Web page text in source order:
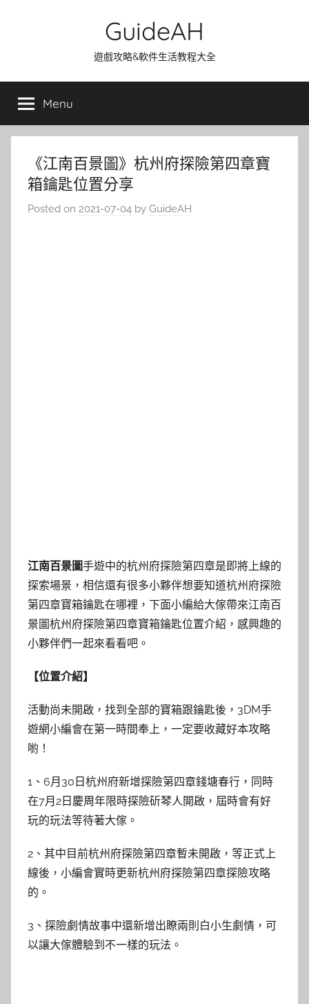
GuideAH
遊戲攻略&軟件生活教程大全
Menu
《江南百景圖》杭州府探險第四章寶
箱鑰匙位置分享
Posted on 2021-07-04 by GuideAH
江南百景圖手遊中的杭州府探險第四章是即將上線的
探索場景，相信還有很多小夥伴想要知道杭州府探險
第四章寶箱鑰匙在哪裡，下面小編給大傢帶來江南百
景圖杭州府探險第四章寶箱鑰匙位置介紹，感興趣的
小夥伴們一起來看看吧。
【位置介紹】
活動尚未開啟，找到全部的寶箱跟鑰匙後，3DM手
遊網小編會在第一時間奉上，一定要收藏好本攻略
喲！
1、6月30日杭州府新增探險第四章錢塘春行，同時
在7月2日慶周年限時探險斫琴人開啟，屆時會有好
玩的玩法等待著大傢。
2、其中目前杭州府探險第四章暫未開啟，等正式上
線後，小編會實時更新杭州府探險第四章探險攻略
的。
3、探險劇情故事中還新增出瞭兩則白小生劇情，可
以讓大傢體驗到不一樣的玩法。